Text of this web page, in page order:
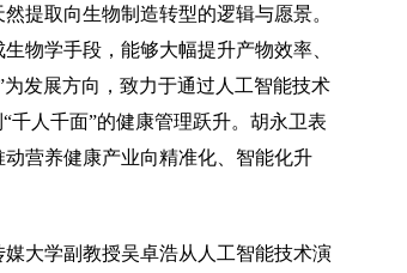
取向生物制造转型的逻辑与愿景。
物学手段，能够大幅提升产物效率、
发展方向，致力于通过人工智能技术
千人千面”的健康管理跃升。胡永卫表
营养健康产业向精准化、智能化升
大学副教授吴卓浩从人工智能技术演